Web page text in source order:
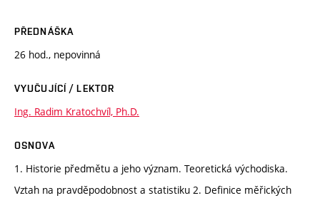
PŘEDNÁŠKA
26 hod., nepovinná
VYUČUJÍCÍ / LEKTOR
Ing. Radim Kratochvíl, Ph.D.
OSNOVA
1. Historie předmětu a jeho význam. Teoretická východiska.
Vztah na pravděpodobnost a statistiku 2. Definice měřických